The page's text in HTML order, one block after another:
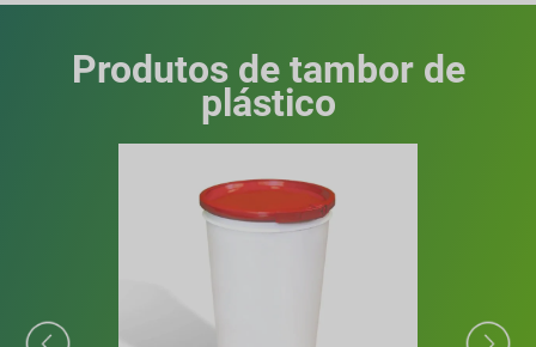
Produtos de tambor de
plástico